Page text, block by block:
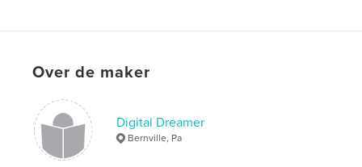
Over de maker
Digital Dreamer
Bernville, Pa